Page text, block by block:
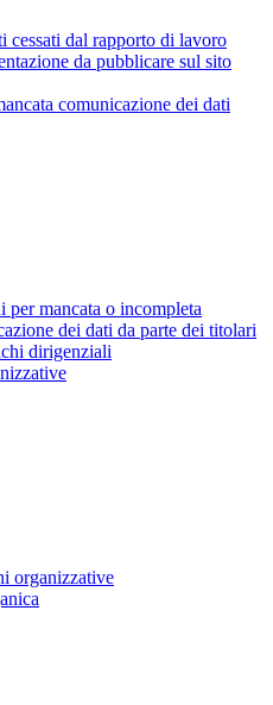
cessati dal rapporto di lavoro
da pubblicare sul sito
comunicazione dei dati
per mancata o incompleta
dei dati da parte dei titolari
dirigenziali
organizzative